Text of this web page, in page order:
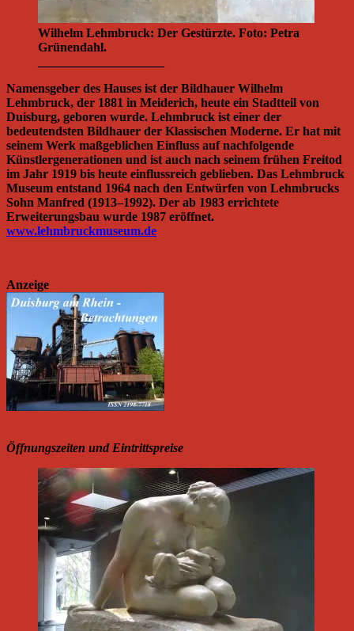
Wilhelm Lehmbruck: Der Gestürzte. Foto: Petra
Grünendahl.
Namensgeber des Hauses ist der Bildhauer Wilhelm
Lehmbruck, der 1881 in Meiderich, heute ein Stadtteil von
Duisburg, geboren wurde. Lehmbruck ist einer der
bedeutendsten Bildhauer der Klassischen Moderne. Er hat mit
seinem Werk maßgeblichen Einfluss auf nachfolgende
Künstlergenerationen und ist auch nach seinem frühen Freitod
im Jahr 1919 bis heute einflussreich geblieben. Das Lehmbruck
Museum entstand 1964 nach den Entwürfen von Lehmbrucks
Sohn Manfred (1913–1992). Der ab 1983 errichtete
Erweiterungsbau wurde 1987 eröffnet.
www.lehmbruckmuseum.de
Anzeige
Öffnungszeiten und Eintrittspreise